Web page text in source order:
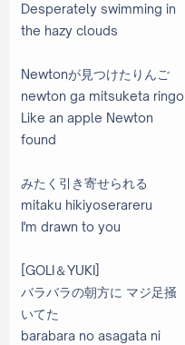
Desperately swimming in
the hazy clouds
Newtonが見つけたりんご
newton ga mitsuketa ringo
Like an apple Newton
found
みたく引き寄せられる
mitaku hikiyoserareru
I'm drawn to you
[GOLI＆YUKI]
バラバラの朝方に マジ足掻
いてた
barabara no asagata ni